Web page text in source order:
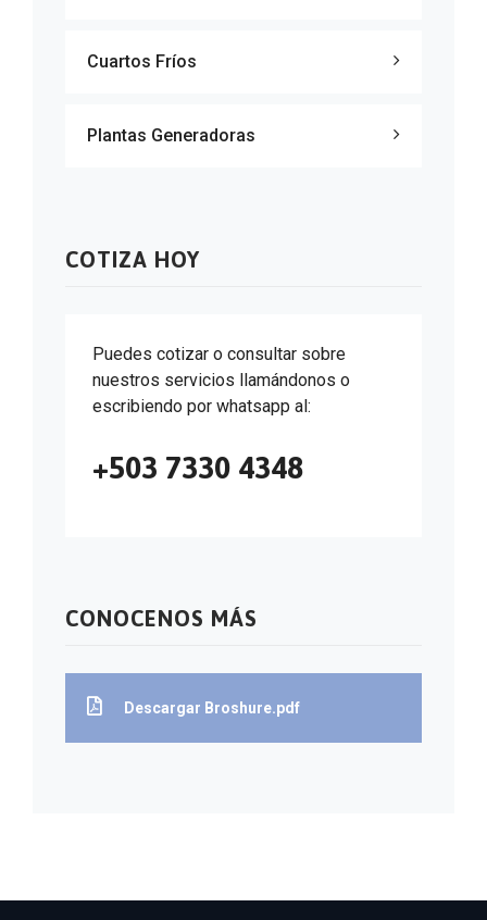
Cuartos Fríos
Plantas Generadoras
COTIZA HOY
Puedes cotizar o consultar sobre
nuestros servicios llamándonos o
escribiendo por whatsapp al:
+503 7330 4348
CONOCENOS MÁS
Descargar Broshure.pdf